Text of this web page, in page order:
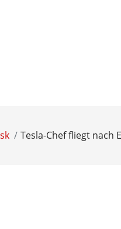
Tesla-Chef fliegt nach